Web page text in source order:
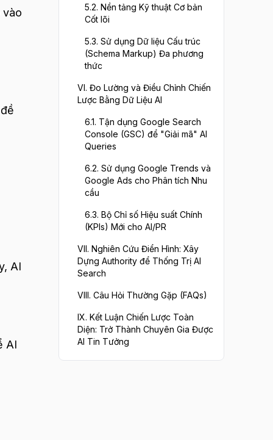
vào
AI
AI
5.2. Nền tảng Kỹ thuật Cơ bản
Cốt lõi
5.3. Sử dụng Dữ liệu Cấu trúc
(Schema Markup) Đa phương
thức
VI. Đo Lường và Điều Chỉnh Chiến
Lược Bằng Dữ Liệu AI
6.1. Tận dụng Google Search
Console (GSC) để "Giải mã" AI
Queries
6.2. Sử dụng Google Trends và
Google Ads cho Phân tích Nhu
cầu
6.3. Bộ Chỉ số Hiệu suất Chính
(KPIs) Mới cho AI/PR
VII. Nghiên Cứu Điển Hình: Xây
Dựng Authority để Thống Trị AI
Search
VIII. Câu Hỏi Thường Gặp (FAQs)
IX. Kết Luận Chiến Lược Toàn
Diện: Trở Thành Chuyên Gia Được
AI Tin Tưởng